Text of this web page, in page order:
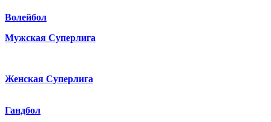
Волейбол
Мужская Суперлига
Женская Суперлига
Гандбол